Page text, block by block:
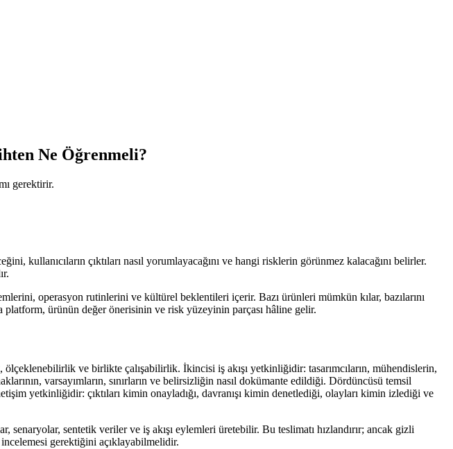
Ne Öğrenmeli?
gerektirir.
kullanıcıların çıktıları nasıl yorumlayacağını ve hangi risklerin görünmez kalacağını belirler.
operasyon rutinlerini ve kültürel beklentileri içerir. Bazı ürünleri mümkün kılar, bazılarını
platform, ürünün değer önerisinin ve risk yüzeyinin parçası hâline gelir.
ve birlikte çalışabilirlik. İkincisi iş akışı yetkinliğidir: tasarımcıların, mühendislerin,
varsayımların, sınırların ve belirsizliğin nasıl dokümante edildiği. Dördüncüsü temsil
yetkinliğidir: çıktıları kimin onayladığı, davranışı kimin denetlediği, olayları kimin izlediği ve
sentetik veriler ve iş akışı eylemleri üretebilir. Bu teslimatı hızlandırır; ancak gizli
gerektiğini açıklayabilmelidir.